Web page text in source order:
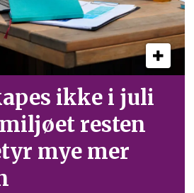
ikke i juli
resten
mye mer